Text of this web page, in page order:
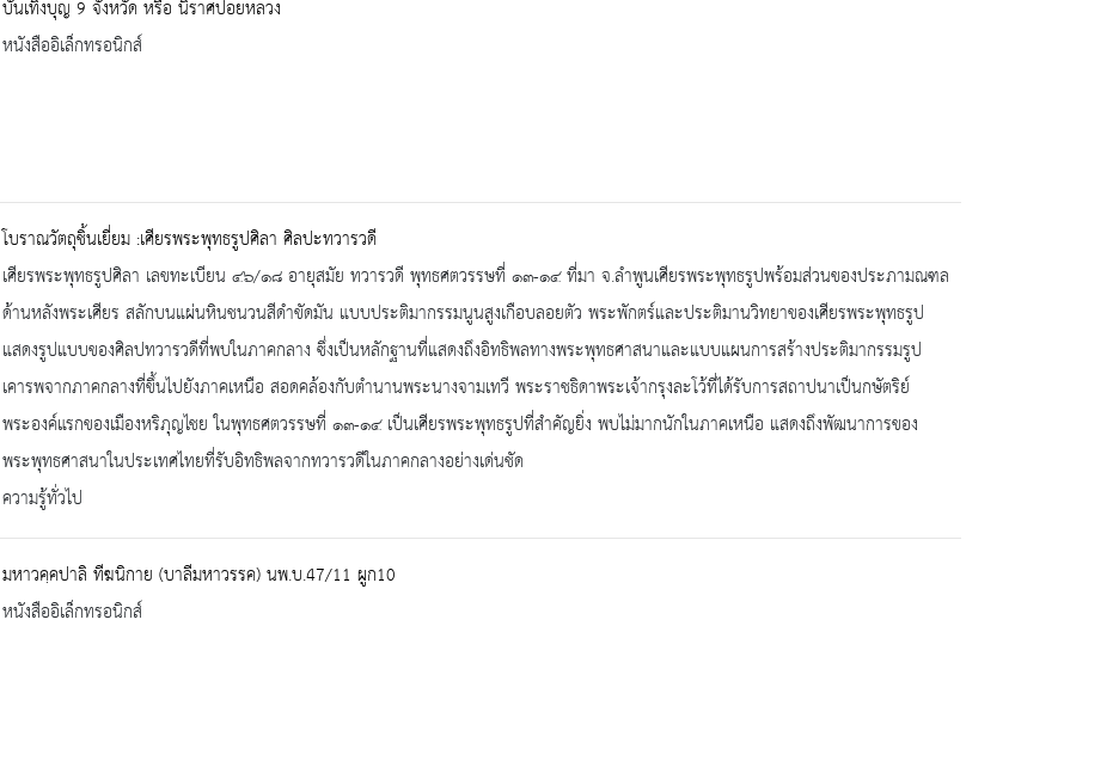
บันเทิงบุญ 9 จังหวัด หรือ นิราศปอยหลวง
หนังสืออิเล็กทรอนิกส์
โบราณวัตถุชิ้นเยี่ยม :เศียรพระพุทธรูปศิลา ศิลปะทวารวดี
เศียรพระพุทธรูปศิลา เลขทะเบียน ๔๖/๑๘ อายุสมัย ทวารวดี พุทธศตวรรษที่ ๑๓-๑๔ ที่มา จ.ลำพูนเศียรพระพุทธรูปพร้อมส่วนของประภามณฑล
ด้านหลังพระเศียร สลักบนแผ่นหินชนวนสีดำขัดมัน แบบประติมากรรมนูนสูงเกือบลอยตัว พระพักตร์และประติมานวิทยาของเศียรพระพุทธรูป
แสดงรูปแบบของศิลปทวารวดีที่พบในภาคกลาง ซึ่งเป็นหลักฐานที่แสดงถึงอิทธิพลทางพระพุทธศาสนาและแบบแผนการสร้างประติมากรรมรูป
เคารพจากภาคกลางที่ขึ้นไปยังภาคเหนือ สอดคล้องกับตำนานพระนางจามเทวี พระราชธิดาพระเจ้ากรุงละโว้ที่ได้รับการสถาปนาเป็นกษัตริย์
พระองค์แรกของเมืองหริภุญไชย ในพุทธศตวรรษที่ ๑๓-๑๔ เป็นเศียรพระพุทธรูปที่สำคัญยิ่ง พบไม่มากนักในภาคเหนือ แสดงถึงพัฒนาการของ
พระพุทธศาสนาในประเทศไทยที่รับอิทธิพลจากทวารวดีในภาคกลางอย่างเด่นชัด
ความรู้ทั่วไป
มหาวคฺคปาลิ ทีฆนิกาย (บาลีมหาวรรค) นพ.บ.47/11 ผูก10
หนังสืออิเล็กทรอนิกส์